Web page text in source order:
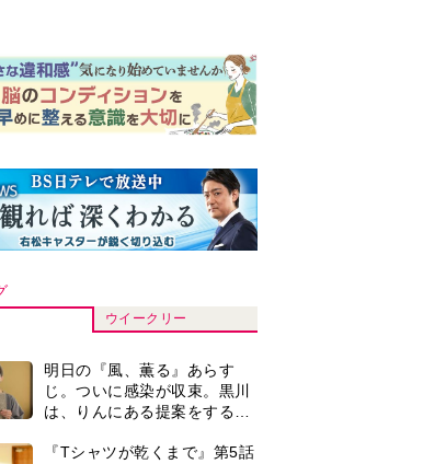
明日の『風、薫る』あらす
じ。ついに感染が収束。黒川
は、りんにある提案をする＜
ネタバレあり＞
予告。心を許しあう咲子と樹
生。「もうすぐ一周忌なんで
それが過ぎたら…」＜ネタバ
レあり＞
【もうムリ！ご近所姑】「こ
んなもん捨ててまえ！」おば
【第3話】
明日の『風、薫る』あらす
じ。りん、直美、黒川らの思
ずつ理解を示し始める＜ネタ
バレあり＞
【もうムリ！ご近所姑】勝手
に自宅の庭へ入ってくるおば
レートして…【第2話】